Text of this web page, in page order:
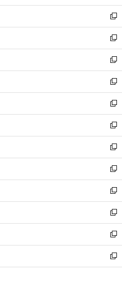
開
く
ウ
で
開
く
ン
ド
ウ
で
開
く
新
し
い
ウ
ィ
ン
ド
ウ
で
開
く
新
し
い
ウ
ィ
ン
ド
ウ
で
開
く
新
し
い
ウ
ィ
ン
ド
ウ
で
開
く
新
し
い
ウ
ィ
ン
ド
ウ
で
開
く
新
し
い
ウ
ィ
ン
ド
ウ
で
開
く
新
し
い
ウ
ィ
ン
ド
ウ
で
開
く
新
し
い
ウ
ィ
ン
ド
ウ
で
開
く
新
し
い
ウ
ィ
ン
ド
ウ
で
開
新
し
い
ウ
ィ
ン
ド
ウ
新
し
い
ウ
ィ
ン
新
し
い
ウ
新
し